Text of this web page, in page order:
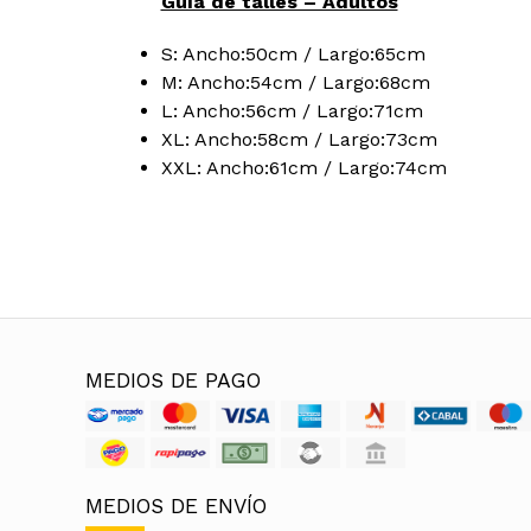
S: Ancho:50cm / Largo:65cm
M: Ancho:54cm / Largo:68cm
L: Ancho:56cm / Largo:71cm
XL: Ancho:58cm / Largo:73cm
XXL: Ancho:61cm / Largo:74cm
MEDIOS DE PAGO
MEDIOS DE ENVÍO